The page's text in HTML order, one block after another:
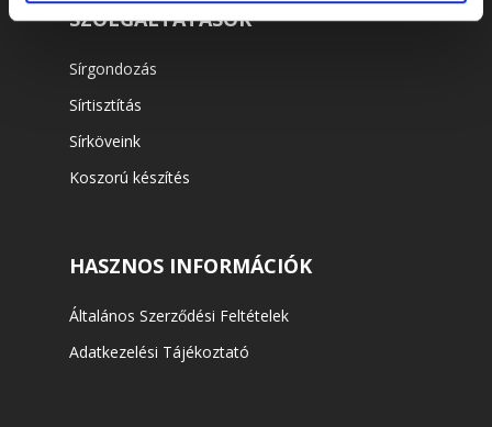
SZOLGÁLTATÁSOK
Sírgondozás
Sírtisztítás
Sírköveink
Koszorú készítés
HASZNOS INFORMÁCIÓK
Általános Szerződési Feltételek
Adatkezelési Tájékoztató